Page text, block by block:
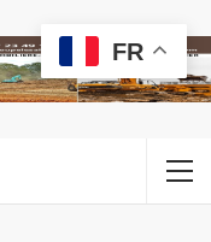
FR